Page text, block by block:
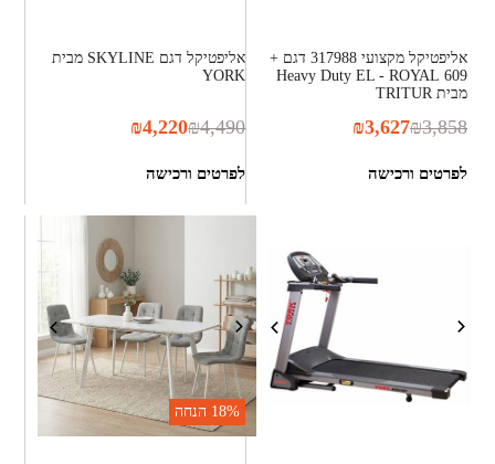
אליפטיקל מקצועי 317988 דגם +
609 Heavy Duty EL - ROYAL
מבית TRITUR
₪3,858
₪3,627
לפרטים ורכישה
אליפטיקל דגם SKYLINE מבית
YORK
₪4,490
₪4,220
לפרטים ורכישה
18% הנחה